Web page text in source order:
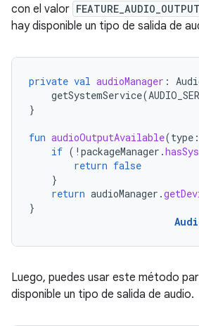
con el valor FEATURE_AUDIO_OUTPUT
hay disponible un tipo de salida de
private val audioManager :
getSystemService(
}
fun audioOutputAvailable(type :
if ( ! packageManager .
return false
}
return audioManager .
}
Luego, puedes usar este método
disponible un tipo de salida de audio.